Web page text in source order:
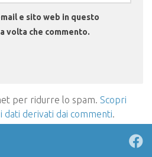
e sito web in questo
volta che commento.
per ridurre lo spam. Scopri
dati derivati dai commenti.